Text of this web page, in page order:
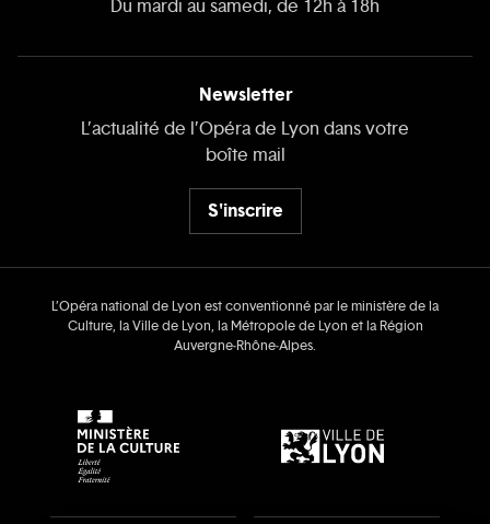
Du mardi au samedi, de 12h à 18h
Newsletter
L’actualité de l’Opéra de Lyon dans votre
boîte mail
S'inscrire
L’Opéra national de Lyon est conventionné par le ministère de la
Culture, la Ville de Lyon, la Métropole de Lyon et la Région
Auvergne‑Rhône‑Alpes.